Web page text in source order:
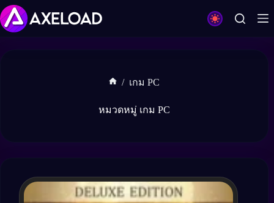
Skip
to
content
/ เกม PC
หมวดหมู่ เกม PC